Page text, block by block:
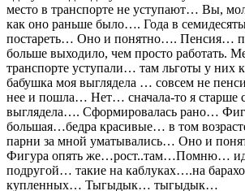
место в транспорте не уступают… Вы,
как оно раньше было…. Года в
постареть… Оно и понятно…. Пенсия…
больше выходило, чем просто работать.
транспорте уступали… там льготы у
бабушка моя выглядела … совсем не
нее и пошла… Нет… сначала-то я старше
выглядела…. Сформировалась рано…
большая…бедра красивые… в том
парни за мной уматывались… Оно и
Фигура опять же…рост..там…Помню…
подругой… такие на каблуках….на
купленных… Тыгыдык… тыгыдык…